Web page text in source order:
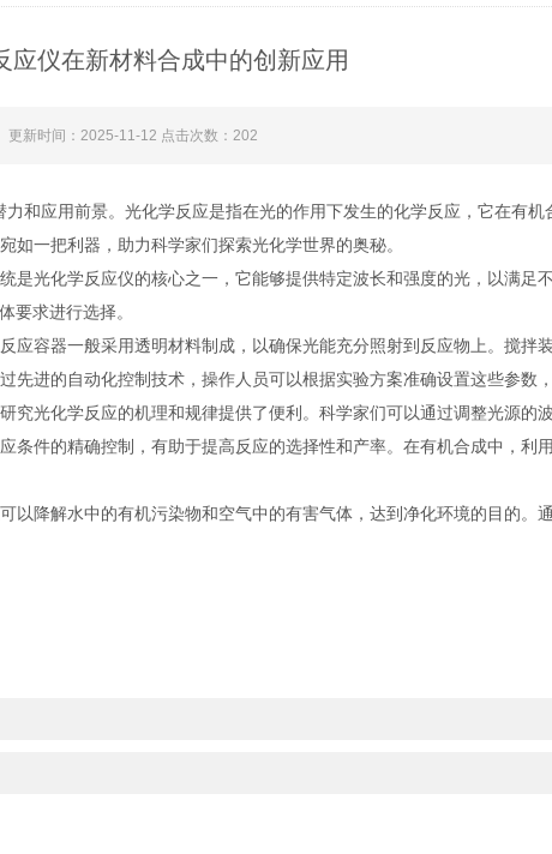
应仪在新材料合成中的创新应用
更新时间：2025-11-12 点击次数：202
应用前景。光化学反应是指在光的作用下发生的化学反应，它在有机
一把利器，助力科学家们探索光化学世界的奥秘。
光化学反应仪的核心之一，它能够提供特定波长和强度的光，以满足
要求进行选择。
容器一般采用透明材料制成，以确保光能充分照射到反应物上。搅拌
进的自动化控制技术，操作人员可以根据实验方案准确设置这些参数
光化学反应的机理和规律提供了便利。科学家们可以通过调整光源的
件的精确控制，有助于提高反应的选择性和产率。在有机合成中，利
降解水中的有机污染物和空气中的有害气体，达到净化环境的目的。